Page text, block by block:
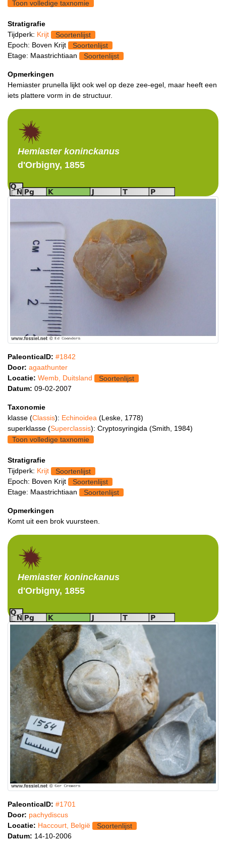
Toon volledige taxnomie
Stratigrafie
Tijdperk: Krijt
Soortenlijst
Epoch: Boven Krijt
Soortenlijst
Etage: Maastrichtiaan
Soortenlijst
Opmerkingen
Hemiaster prunella lijkt ook wel op deze zee-egel, maar heeft een
iets plattere vorm in de structuur.
Hemiasterkoninckanus
d'Orbigny, 1855
PaleonticaID: #1842
Door: agaathunter
Locatie: Wemb, Duitsland
Soortenlijst
Datum: 09-02-2007
Taxonomie
klasse (Classis): Echinoidea (Leske, 1778)
superklasse (Superclassis): Cryptosyringida (Smith, 1984)
Toon volledige taxnomie
Stratigrafie
Tijdperk: Krijt
Soortenlijst
Epoch: Boven Krijt
Soortenlijst
Etage: Maastrichtiaan
Soortenlijst
Opmerkingen
Komt uit een brok vuursteen.
Hemiasterkoninckanus
d'Orbigny, 1855
PaleonticaID: #1701
Door: pachydiscus
Locatie: Haccourt, België
Soortenlijst
Datum: 14-10-2006